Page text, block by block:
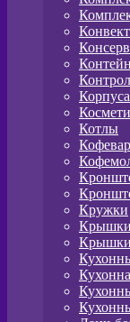
Корпуса
Котлы
Кружки
Крышки